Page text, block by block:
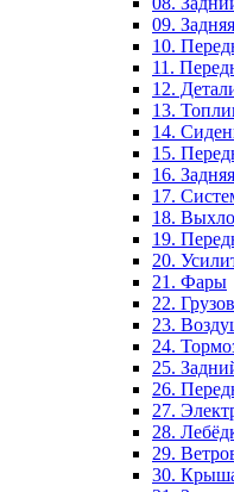
09.
10.
11.
12.
13.
14.
15.
16.
17.
18.
19.
20.
21. Фары
22.
23.
24.
25.
26.
27.
28.
29.
30.